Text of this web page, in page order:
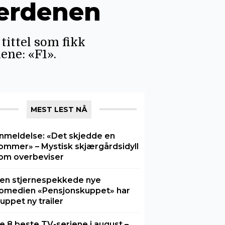
tittel som fikk
«F1».
MEST LEST NÅ
«Det skjedde en
– Mystisk skjærgårdsidyll
overbeviser
stjernespekkede nye
«Pensjonskuppet» har
ny trailer